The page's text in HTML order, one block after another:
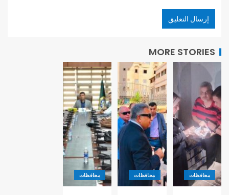
MORE STORIES
محافظات محافظات محافظات